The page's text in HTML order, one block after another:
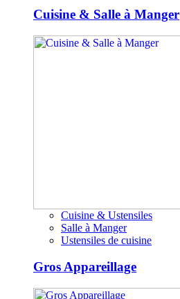
Cuisine & Salle à Manger
Cuisine & Ustensiles
Salle à Manger
Ustensiles de cuisine
Gros Appareillage